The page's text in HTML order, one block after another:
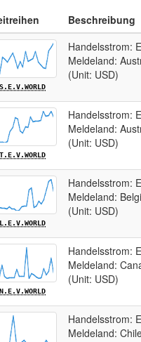
Beschreibung
Handelsstrom:
Meldeland:
(Unit: USD)
Handelsstrom:
Meldeland:
(Unit: USD)
Handelsstrom:
Meldeland:
(Unit: USD)
Handelsstrom:
Meldeland:
(Unit: USD)
Handelsstrom:
Meldeland: